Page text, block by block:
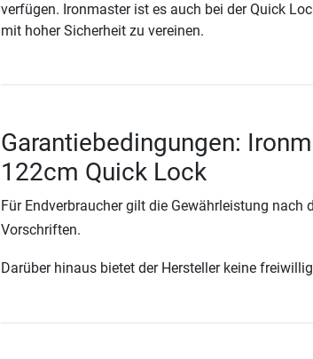
verfügen. Ironmaster ist es auch bei der Quick
mit hoher Sicherheit zu vereinen.
Garantiebedingungen:
122cm Quick Lock
Für Endverbraucher gilt die Gewährleistung nach
Vorschriften.
Darüber hinaus bietet der Hersteller keine